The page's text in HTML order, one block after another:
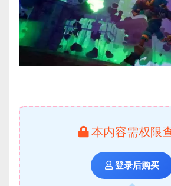
本内容需权限
登录后购买